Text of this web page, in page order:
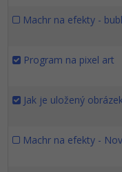
Machr na efekty -
Program na pixel art
Jak je uložený
Machr na efekty -